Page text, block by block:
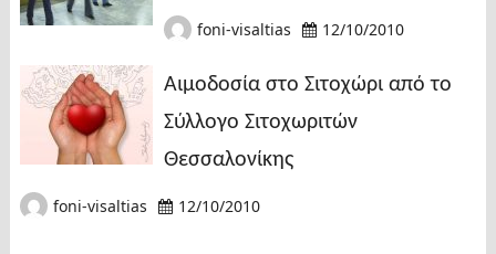
foni-visaltias 12/10/2010
Αιμοδοσία στο Σιτοχώρι από το
Σύλλογο Σιτοχωριτών
Θεσσαλονίκης
foni-visaltias 12/10/2010